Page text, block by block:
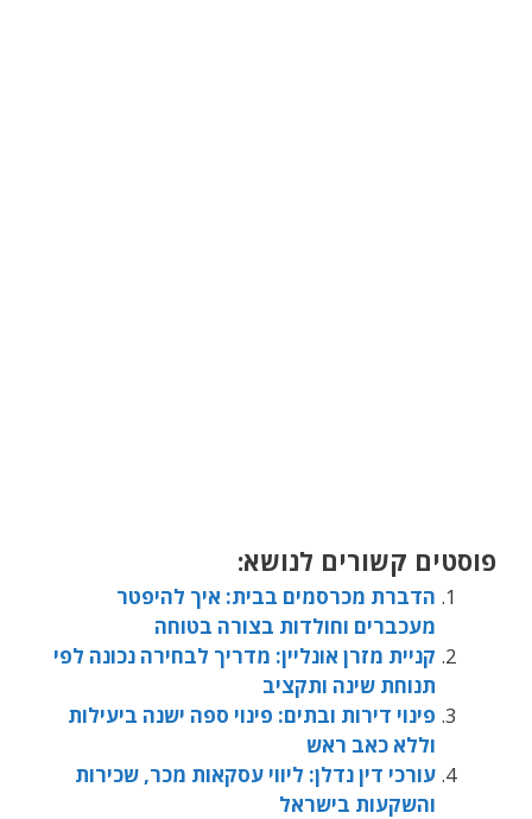
פוסטים קשורים לנושא:
הדברת מכרסמים בבית: איך להיפטר
מעכברים וחולדות בצורה בטוחה
קניית מזרן אונליין: מדריך לבחירה נכונה לפי
תנוחת שינה ותקציב
פינוי דירות ובתים: פינוי ספה ישנה ביעילות
וללא כאב ראש
עורכי דין נדלן: ליווי עסקאות מכר, שכירות
והשקעות בישראל